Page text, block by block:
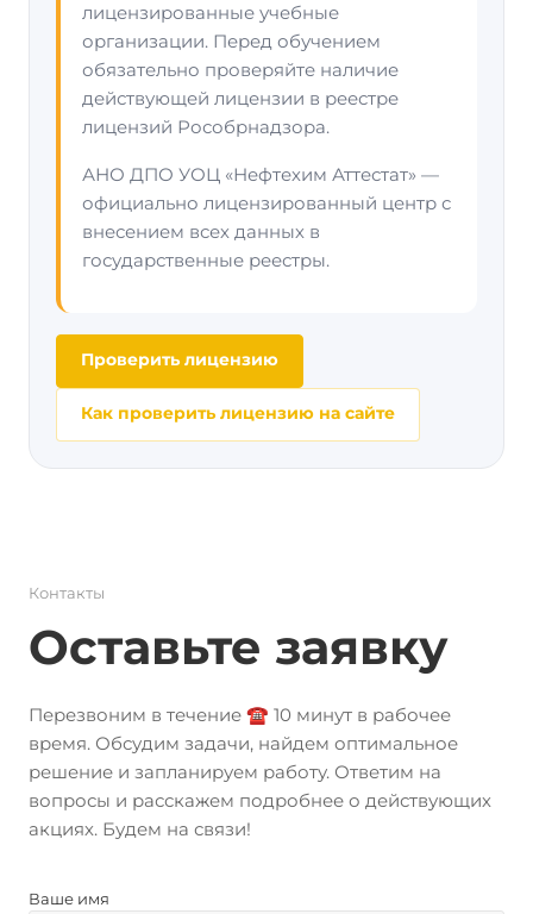
лицензированные учебные
организации. Перед обучением
обязательно проверяйте наличие
действующей лицензии в реестре
лицензий Рособрнадзора.
АНО ДПО УОЦ «Нефтехим Аттестат» —
официально лицензированный центр с
внесением всех данных в
государственные реестры.
Проверить лицензию
Как проверить лицензию на сайте
Контакты
Оставьте заявку
Перезвоним в течение ☎️ 10 минут в рабочее
время. Обсудим задачи, найдем оптимальное
решение и запланируем работу. Ответим на
вопросы и расскажем подробнее о действующих
акциях. Будем на связи!
Ваше имя